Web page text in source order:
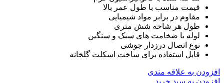
قیمت مناسب با طول عمر بالا
مقاوم در برابر مواد شیمیایی
طول هر شاخه شش متری
لوله با ضخامت های سبک و سنگین
نوع اتصال درزدار جوشی
قابل استفاده برای ساخت اسکلت گلخانه
افزودن به علاقه مندی
افزودن به سبد خرید